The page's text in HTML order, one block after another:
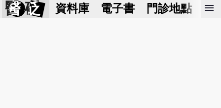
醫 砭 資料庫 電子書 門診地點 預
menu